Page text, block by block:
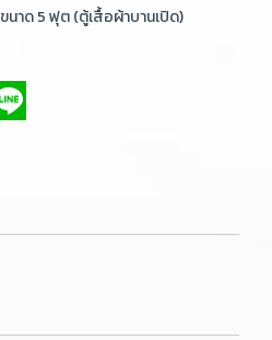
ขนาด 5 ฟุต (ตู้เสื้อผ้าบานเปิด)